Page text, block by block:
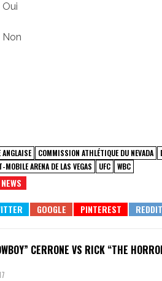
Oui
Non
ANGLAISE COMMISSION ATHLÉTIQUE DU NEVADA
MOBILE ARENA DE LAS VEGAS UFC WBC
CERRONE VS RICK “THE